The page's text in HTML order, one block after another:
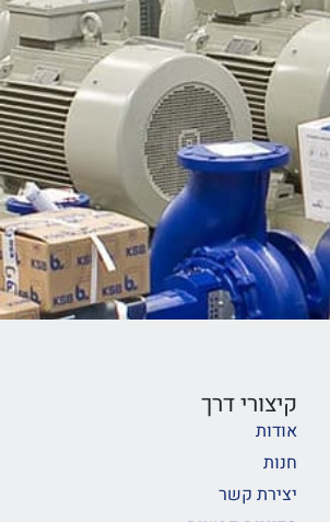
קיצורי דרך
אודות
חנות
יצירת קשר